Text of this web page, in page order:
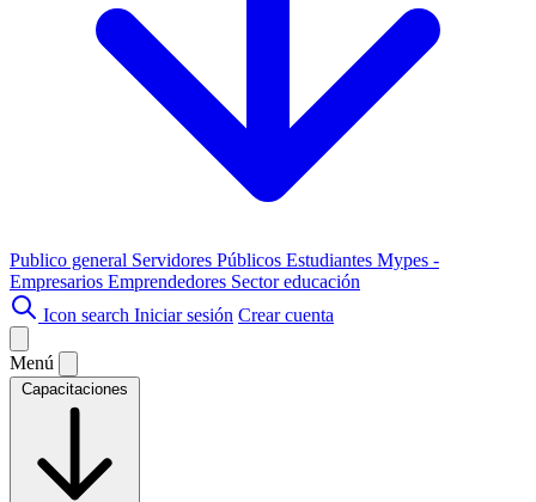
Publico general Servidores Públicos Estudiantes Mypes -
Empresarios Emprendedores Sector educación
Icon search Iniciar sesión Crear cuenta
Menú
Capacitaciones